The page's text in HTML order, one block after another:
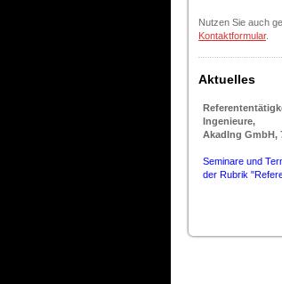
Nutzen Sie auch
Kontaktformular.
Aktuelles
Ingenieure,
AkadIng GmbH,
Seminare und
der Rubrik